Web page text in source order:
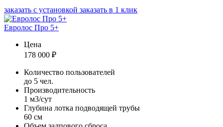
заказать с установкой заказать в 1 клик
Евролос Про 5+
Цена
178 000 ₽
Количество пользователей
до 5 чел.
Производительность
1 м3/сут
Глубина лотка подводящей трубы
60 см